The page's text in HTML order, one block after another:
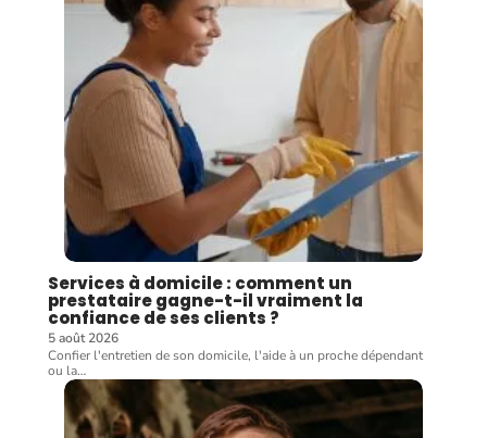
Services à domicile : comment un
prestataire gagne-t-il vraiment la
confiance de ses clients ?
5 août 2026
Confier l'entretien de son domicile, l'aide à un proche dépendant
ou la…